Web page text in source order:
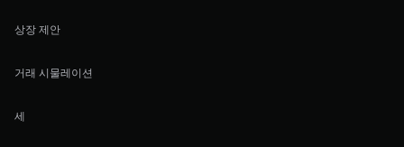
상장 제안
거래 시물레이션
세